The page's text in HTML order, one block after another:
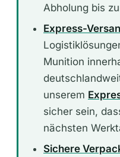
Abholung bis
Express-
Munition
unserem
sicher sein,
nächsten
Sichere